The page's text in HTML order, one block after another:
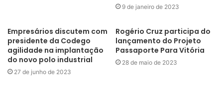
9 de janeiro de 2023
Empresários discutem com
presidente da Codego
agilidade na implantação
do novo polo industrial
27 de junho de 2023
Rogério Cruz participa do
lançamento do Projeto
Passaporte Para Vitória
28 de maio de 2023